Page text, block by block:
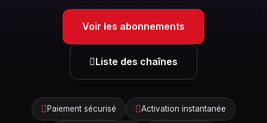
Voir les abonnements
Liste des chaînes
Paiement sécurisé Activation instantanée